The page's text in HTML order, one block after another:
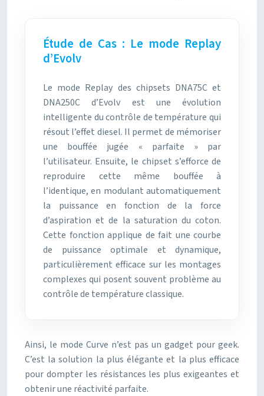
Étude de Cas : Le mode Replay
d’Evolv
Le mode Replay des chipsets DNA75C et
DNA250C d’Evolv est une évolution
intelligente du contrôle de température qui
résout l’effet diesel. Il permet de mémoriser
une bouffée jugée « parfaite » par
l’utilisateur. Ensuite, le chipset s’efforce de
reproduire cette même bouffée à
l’identique, en modulant automatiquement
la puissance en fonction de la force
d’aspiration et de la saturation du coton.
Cette fonction applique de fait une courbe
de puissance optimale et dynamique,
particulièrement efficace sur les montages
complexes qui posent souvent problème au
contrôle de température classique.
Ainsi, le mode Curve n’est pas un gadget pour geek.
C’est la solution la plus élégante et la plus efficace
pour dompter les résistances les plus exigeantes et
obtenir une réactivité parfaite.